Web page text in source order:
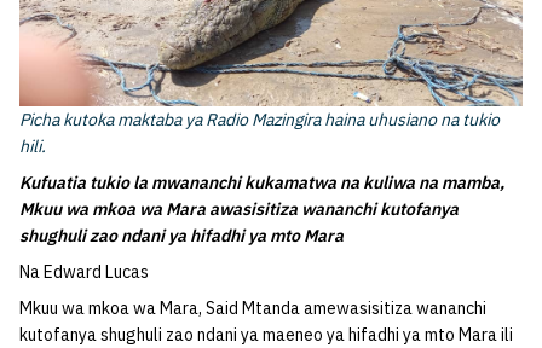
Picha kutoka maktaba ya Radio Mazingira haina uhusiano na tukio
hili.
Kufuatia tukio la mwananchi kukamatwa na kuliwa na mamba,
Mkuu wa mkoa wa Mara awasisitiza wananchi kutofanya
shughuli zao ndani ya hifadhi ya mto Mara
Na Edward Lucas
Mkuu wa mkoa wa Mara, Said Mtanda amewasisitiza wananchi
kutofanya shughuli zao ndani ya maeneo ya hifadhi ya mto Mara ili